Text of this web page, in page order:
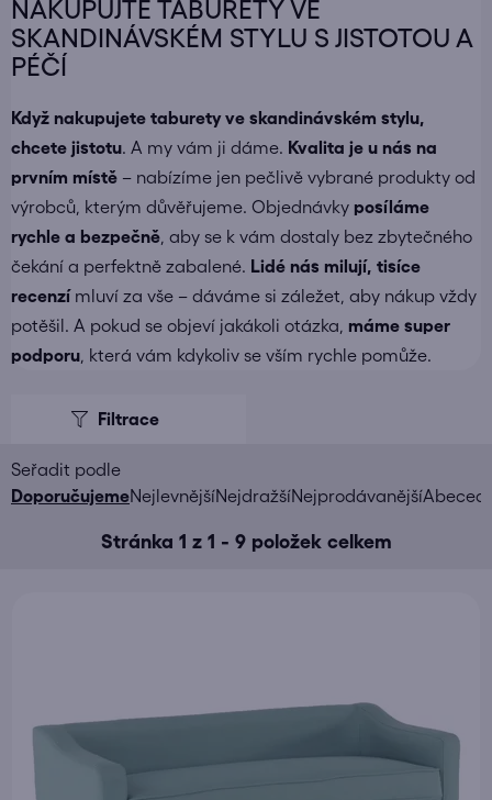
NAKUPUJTE TABURETY VE
SKANDINÁVSKÉM STYLU S JISTOTOU A
PÉČÍ
Když nakupujete taburety ve skandinávském stylu,
chcete jistotu. A my vám ji dáme. Kvalita je u nás na
prvním místě – nabízíme jen pečlivě vybrané produkty od
výrobců, kterým důvěřujeme. Objednávky posíláme
rychle a bezpečně , aby se k vám dostaly bez zbytečného
čekání a perfektně zabalené. Lidé nás milují, tisíce
recenzímluví za vše – dáváme si záležet, aby nákup vždy
potěšil. A pokud se objeví jakákoli otázka, máme super
podporu , která vám kdykoliv se vším rychle pomůže.
Stránka 1 z 1 - 9položek celkem
Ř
DoporučujemeNejlevnějšíNejdražšíNejprodávanější
p
i